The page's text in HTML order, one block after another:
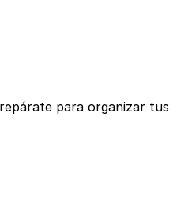
para organizar tus